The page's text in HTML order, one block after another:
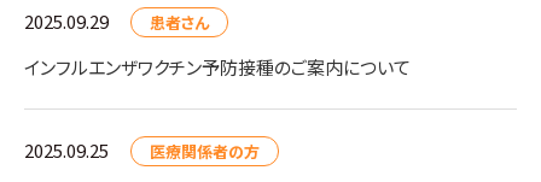
2025.09.29 患者さん
インフルエンザワクチン予防接種のご案内について
2025.09.25 医療関係者の方